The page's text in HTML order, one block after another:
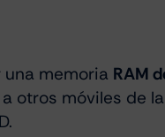
memoria RAM
otros móviles de